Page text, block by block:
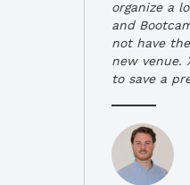
organize a
and
not have
new venue.
to save a